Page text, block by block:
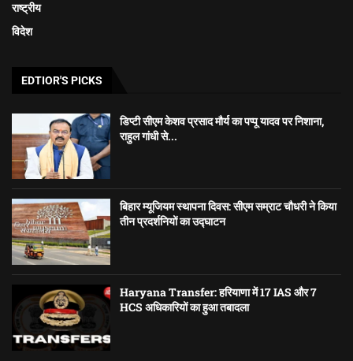
राष्ट्रीय
विदेश
EDTIOR'S PICKS
डिप्टी सीएम केशव प्रसाद मौर्य का पप्पू यादव पर निशाना,
राहुल गांधी से...
बिहार म्यूजियम स्थापना दिवस: सीएम सम्राट चौधरी ने किया
तीन प्रदर्शनियों का उद्घाटन
Haryana Transfer: हरियाणा में 17 IAS और 7
HCS अधिकारियों का हुआ तबादला